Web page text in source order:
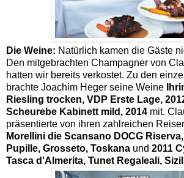
Die Weine: Natürlich kamen die Gäste
Den mitgebrachten Champagner von
hatten wir bereits verkostet. Zu den
brachte Joachim Heger seine Weine
Riesling trocken, VDP Erste Lage,
Scheurebe Kabinett mild, 2014 mit.
präsentierte von ihren zahlreichen
Morellini die Scansano DOCG
Pupille, Grosseto, Toskana und 2011
Tasca d'Almerita, Tunet Regaleali,